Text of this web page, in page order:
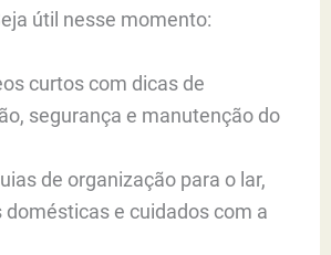
útil nesse momento:
curtos com dicas de
segurança e manutenção do
de organização para o lar,
domésticas e cuidados com a